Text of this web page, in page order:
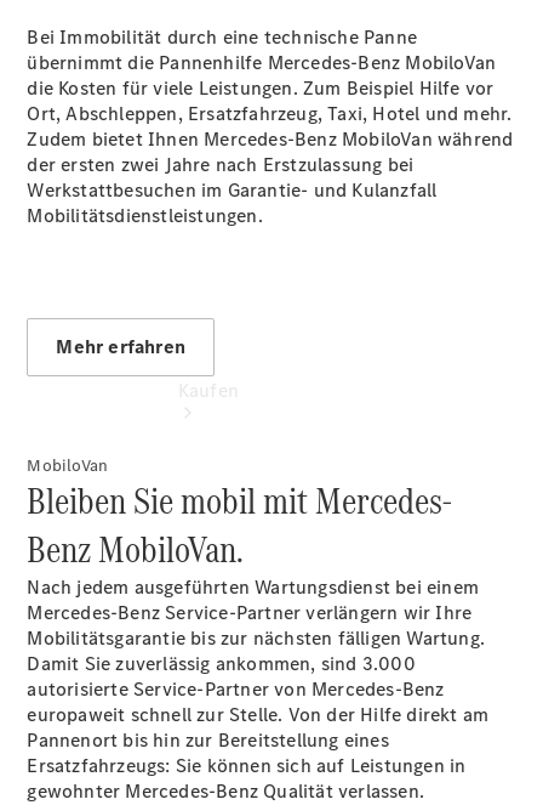
vereinbaren
Servicetermin
vereinbaren
Tel: +49 731
700 0
Übersicht
Neuwagenangebote
Übersicht
Bei Immobilität durch eine technische Panne
übernimmt die Pannenhilfe Mercedes-Benz MobiloVan
die Kosten für viele Leistungen. Zum Beispiel Hilfe vor
Ort, Abschleppen, Ersatzfahrzeug, Taxi, Hotel und mehr.
Zudem bietet Ihnen Mercedes-Benz MobiloVan während
der ersten zwei Jahre nach Erstzulassung bei
Werkstattbesuchen im Garantie- und Kulanzfall
Mobilitätsdienstleistungen.
Mehr erfahren
MobiloVan
Bleiben Sie mobil mit Mercedes-
Benz MobiloVan.
Nach jedem ausgeführten Wartungsdienst bei einem
Mercedes-Benz Service-Partner verlängern wir Ihre
Mobilitätsgarantie bis zur nächsten fälligen Wartung.
Damit Sie zuverlässig ankommen, sind 3.000
autorisierte Service-Partner von Mercedes-Benz
europaweit schnell zur Stelle. Von der Hilfe direkt am
Pannenort bis hin zur Bereitstellung eines
Ersatzfahrzeugs: Sie können sich auf Leistungen in
gewohnter Mercedes-Benz Qualität verlassen.